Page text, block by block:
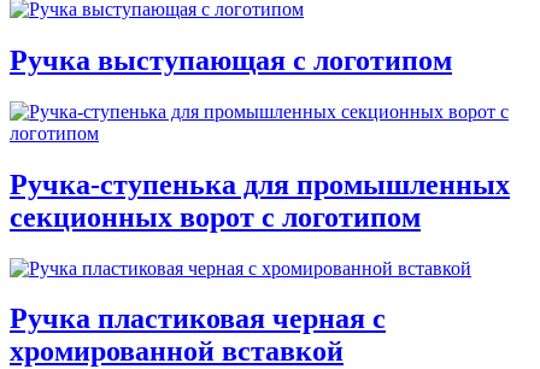
Ручка выступающая c логотипом
Ручка-ступенька для промышленных
секционных ворот с логотипом
Ручка пластиковая черная с
хромированной вставкой